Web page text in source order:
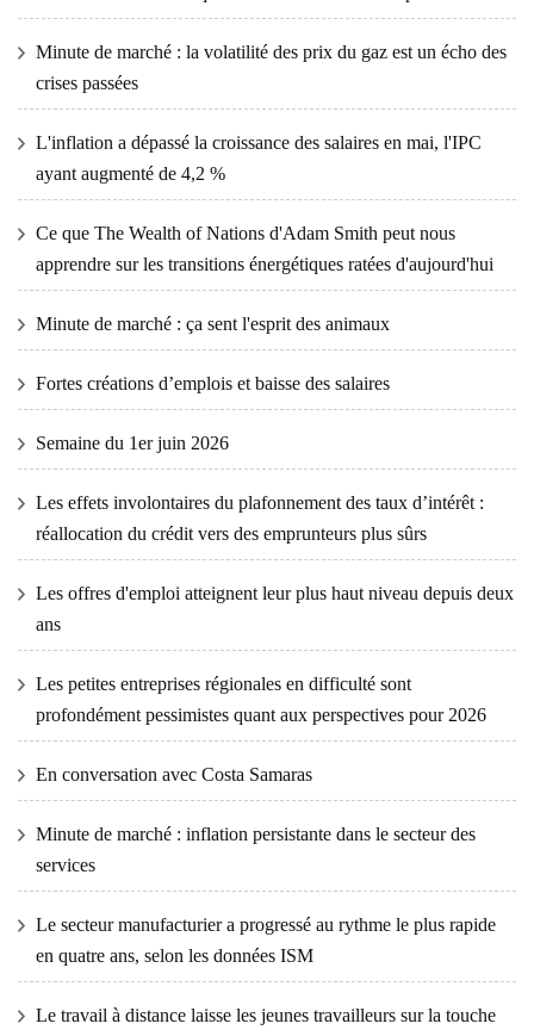
Minute de marché : la volatilité des prix du gaz est un écho des
crises passées
L'inflation a dépassé la croissance des salaires en mai, l'IPC
ayant augmenté de 4,2 %
Ce que The Wealth of Nations d'Adam Smith peut nous
apprendre sur les transitions énergétiques ratées d'aujourd'hui
Minute de marché : ça sent l'esprit des animaux
Fortes créations d’emplois et baisse des salaires
Semaine du 1er juin 2026
Les effets involontaires du plafonnement des taux d’intérêt :
réallocation du crédit vers des emprunteurs plus sûrs
Les offres d'emploi atteignent leur plus haut niveau depuis deux
ans
Les petites entreprises régionales en difficulté sont
profondément pessimistes quant aux perspectives pour 2026
En conversation avec Costa Samaras
Minute de marché : inflation persistante dans le secteur des
services
Le secteur manufacturier a progressé au rythme le plus rapide
en quatre ans, selon les données ISM
Le travail à distance laisse les jeunes travailleurs sur la touche